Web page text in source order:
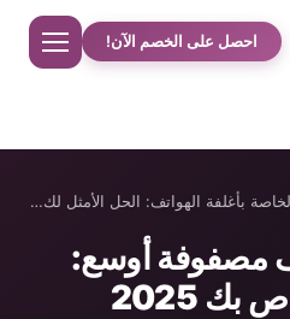
احصل على الخصم الآن!
بأغلفة الهواتف: الحل الأمثل لك…
مصفوفة أوسع:
دليل الأعمال الخاص بك 2025